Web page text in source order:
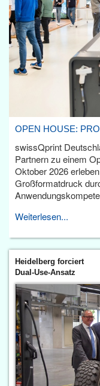
OPEN HOUSE:
swissQprint
Partnern zu einem
Oktober 2026
Großformatdruck
Weiterlesen...
Heidelberg forciert
Dual-Use-Ansatz